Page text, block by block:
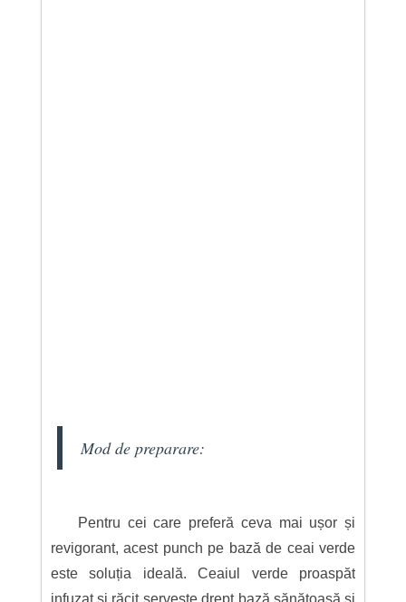
Mod de preparare:
Pentru cei care preferă ceva mai ușor și
revigorant, acest punch pe bază de ceai verde
este soluția ideală. Ceaiul verde proaspăt
infuzat și răcit servește drept bază sănătoasă și